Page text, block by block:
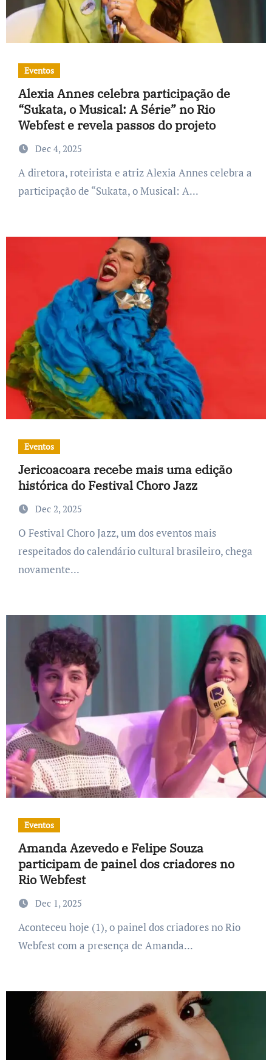
Eventos
Alexia Annes celebra participação de
“Sukata, o Musical: A Série” no Rio
Webfest e revela passos do projeto
Dec 4, 2025
A diretora, roteirista e atriz Alexia Annes celebra a
participação de “Sukata, o Musical: A...
Eventos
Jericoacoara recebe mais uma edição
histórica do Festival Choro Jazz
Dec 2, 2025
O Festival Choro Jazz, um dos eventos mais
respeitados do calendário cultural brasileiro, chega
novamente...
Eventos
Amanda Azevedo e Felipe Souza
participam de painel dos criadores no
Rio Webfest
Dec 1, 2025
Aconteceu hoje (1), o painel dos criadores no Rio
Webfest com a presença de Amanda...